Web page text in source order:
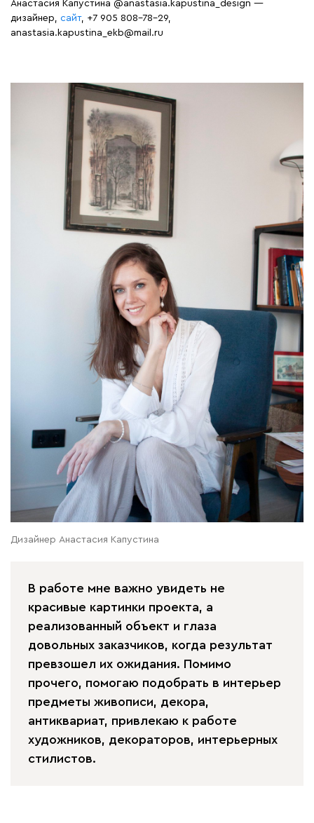
Анастасия Капустина @anastasia.kapustina_design —
дизайнер, сайт, +7 905 808-78-29,
anastasia.kapustina_ekb@mail.ru
Дизайнер Анастасия Капустина
В работе мне важно увидеть не
красивые картинки проекта, а
реализованный объект и глаза
довольных заказчиков, когда результат
превзошел их ожидания. Помимо
прочего, помогаю подобрать в интерьер
предметы живописи, декора,
антиквариат, привлекаю к работе
художников, декораторов, интерьерных
стилистов.